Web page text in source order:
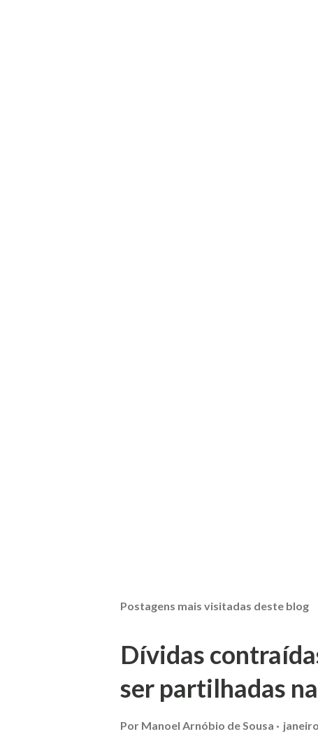
Postagens mais visitadas deste blog
Dívidas
ser partilhadas
Por Manoel Arnóbio de Sousa